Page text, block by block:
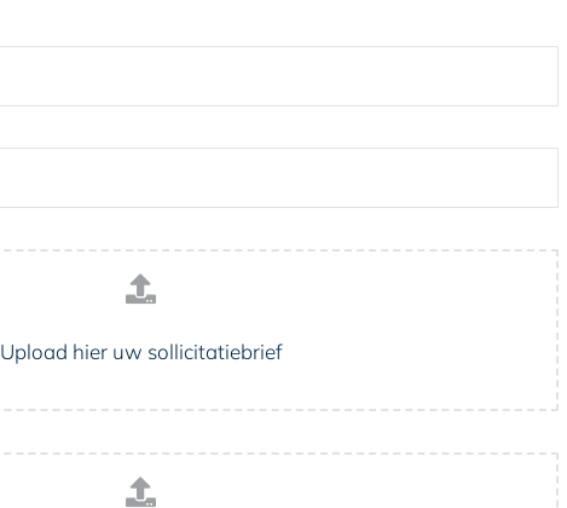
Upload hier uw sollicitatiebrief